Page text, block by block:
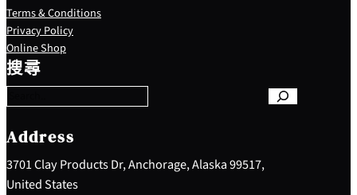
Terms & Conditions
Privacy Policy
Online Shop
搜尋
S
e
a
c
h
Address
3701 Clay Products Dr, Anchorage, Alaska 99517,
United States